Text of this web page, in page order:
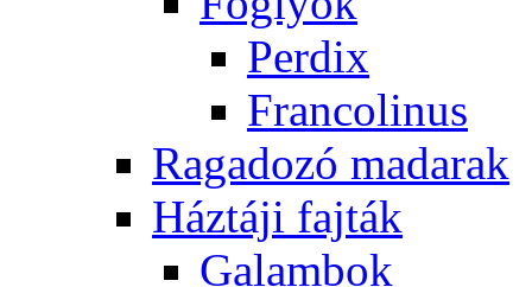
Perdix
Francolinus
Ragadozó madarak
Háztáji fajták
Galambok